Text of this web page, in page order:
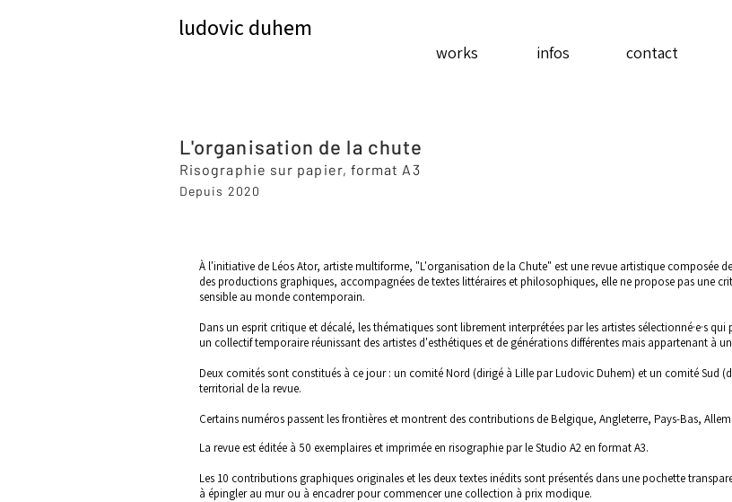
ludovic duhem
works infos contact
L'organisation de la chute
Risographie sur papier, format A3
Depuis 2020
À l'initiative de Léos Ator, artiste multiforme, "L'organisation de la Chute" est une revue artistique composée
des productions graphiques, accompagnées de textes littéraires et philosophiques, elle ne propose pas une
sensible au monde contemporain.
Dans un esprit critique et décalé, les thématiques sont librement interprétées par les artistes sélectionné·e·s
un collectif temporaire réunissant des artistes d'esthétiques et de générations différentes mais appartenant à
Deux comités sont constitués à ce jour : un comité Nord (dirigé à Lille par Ludovic Duhem) et un comité Sud
territorial de la revue.
Certains numéros passent les frontières et montrent des contributions de Belgique, Angleterre, Pays-Bas,
La revue est éditée à 50 exemplaires et imprimée en risographie par le Studio A2 en format A3.
Les 10 contributions graphiques originales et les deux textes inédits sont présentés dans une pochette
à épingler au mur ou à encadrer pour commencer une collection à prix modique.